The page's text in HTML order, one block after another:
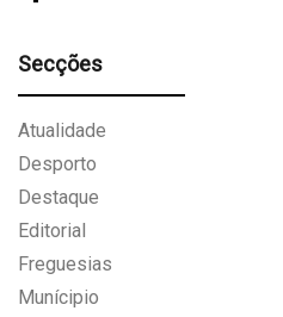
Secções
Atualidade
Desporto
Destaque
Editorial
Freguesias
Munícipio